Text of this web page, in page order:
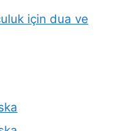
için dua ve